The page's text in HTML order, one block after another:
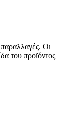
Οι
του προϊόντος